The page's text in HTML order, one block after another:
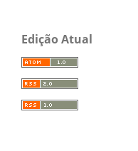
Edição Atual